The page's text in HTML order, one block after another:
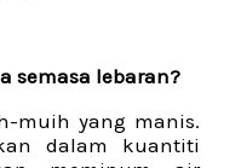
semasa lebaran?
muih yang manis.
dalam kuantiti